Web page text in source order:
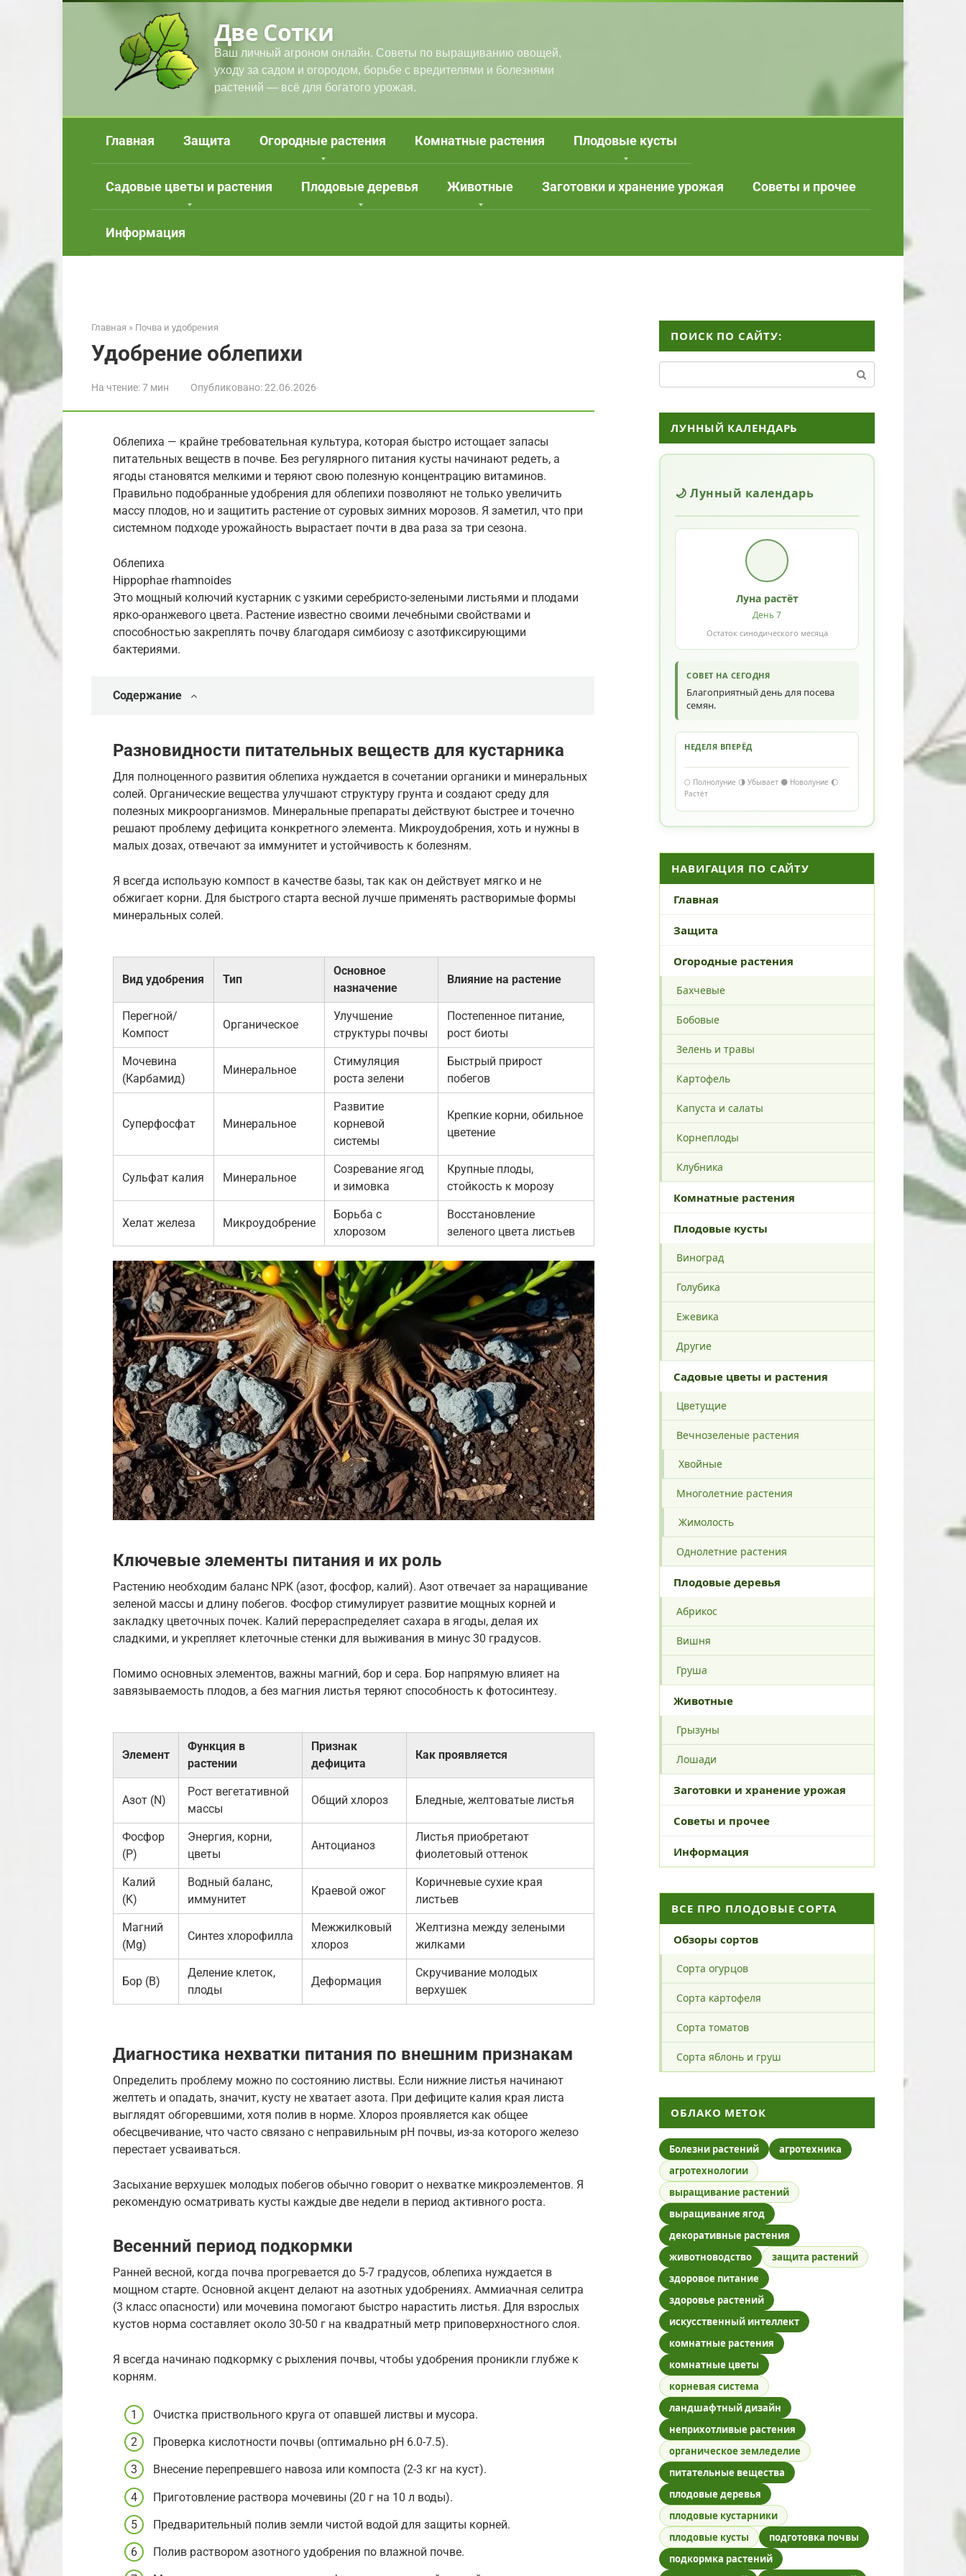
Две Сотки
Ваш личный агроном онлайн. Советы по выращиванию овощей,
уходу за садом и огородом, борьбе с вредителями и болезнями
растений — всё для богатого урожая.
Главная Защита Огородные растения Комнатные растения Плодовые кусты
Садовые цветы и растения Плодовые деревья Животные Заготовки и хранение урожая Советы и прочее
Информация
Главная » Почва и удобрения
Удобрение облепихи
На чтение:7 мин Опубликовано:22.06.2026
Облепиха — крайне требовательная культура, которая быстро истощает запасы
питательных веществ в почве. Без регулярного питания кусты начинают редеть, а
ягоды становятся мелкими и теряют свою полезную концентрацию витаминов.
Правильно подобранные удобрения для облепихи позволяют не только увеличить
массу плодов, но и защитить растение от суровых зимних морозов. Я заметил, что при
системном подходе урожайность вырастает почти в два раза за три сезона.
Облепиха
Hippophae rhamnoides
Это мощный колючий кустарник с узкими серебристо-зелеными листьями и плодами
ярко-оранжевого цвета. Растение известно своими лечебными свойствами и
способностью закреплять почву благодаря симбиозу с азотфиксирующими
бактериями.
Содержание
Разновидности питательных веществ для кустарника
Для полноценного развития облепиха нуждается в сочетании органики и минеральных
солей. Органические вещества улучшают структуру грунта и создают среду для
полезных микроорганизмов. Минеральные препараты действуют быстрее и точечно
решают проблему дефицита конкретного элемента. Микроудобрения, хоть и нужны в
малых дозах, отвечают за иммунитет и устойчивость к болезням.
Я всегда использую компост в качестве базы, так как он действует мягко и не
обжигает корни. Для быстрого старта весной лучше применять растворимые формы
минеральных солей.
Вид удобрения Тип
Основное
назначение
Влияние на растение
Перегной/
Компост
Органическое
Улучшение
структуры почвы
Постепенное питание,
рост биоты
Мочевина
(Карбамид)
Минеральное
Стимуляция
роста зелени
Быстрый прирост
побегов
Суперфосфат Минеральное
Развитие
корневой
системы
Крепкие корни, обильное
цветение
Сульфат калия Минеральное
Созревание ягод
и зимовка
Крупные плоды,
стойкость к морозу
Хелат железа Микроудобрение
Борьба с
хлорозом
Восстановление
зеленого цвета листьев
Ключевые элементы питания и их роль
Растению необходим баланс NPK (азот, фосфор, калий). Азот отвечает за наращивание
зеленой массы и длину побегов. Фосфор стимулирует развитие мощных корней и
закладку цветочных почек. Калий перераспределяет сахара в ягоды, делая их
сладкими, и укрепляет клеточные стенки для выживания в минус 30 градусов.
Помимо основных элементов, важны магний, бор и сера. Бор напрямую влияет на
завязываемость плодов, а без магния листья теряют способность к фотосинтезу.
Элемент
Функция в
растении
Признак
дефицита
Как проявляется
Азот (N)
Рост вегетативной
массы
Общий хлороз Бледные, желтоватые листья
Фосфор
(P)
Энергия, корни,
цветы
Антоцианоз
Листья приобретают
фиолетовый оттенок
Калий
(K)
Водный баланс,
иммунитет
Краевой ожог
Коричневые сухие края
листьев
Магний
(Mg)
Синтез хлорофилла
Межжилковый
хлороз
Желтизна между зелеными
жилками
Бор (B)
Деление клеток,
плоды
Деформация
Скручивание молодых
верхушек
Диагностика нехватки питания по внешним признакам
Определить проблему можно по состоянию листвы. Если нижние листья начинают
желтеть и опадать, значит, кусту не хватает азота. При дефиците калия края листа
выглядят обгоревшими, хотя полив в норме. Хлороз проявляется как общее
обесцвечивание, что часто связано с неправильным pH почвы, из-за которого железо
перестает усваиваться.
Засыхание верхушек молодых побегов обычно говорит о нехватке микроэлементов. Я
рекомендую осматривать кусты каждые две недели в период активного роста.
Весенний период подкормки
Ранней весной, когда почва прогревается до 5-7 градусов, облепиха нуждается в
мощном старте. Основной акцент делают на азотных удобрениях. Аммиачная селитра
(3 класс опасности) или мочевина помогают быстро нарастить листья. Для взрослых
кустов норма составляет около 30-50 г на квадратный метр приповерхностного слоя.
Я всегда начинаю подкормку с рыхления почвы, чтобы удобрения проникли глубже к
корням.
Очистка приствольного круга от опавшей листвы и мусора.
Проверка кислотности почвы (оптимально pH 6.0-7.5).
Внесение перепревшего навоза или компоста (2-3 кг на куст).
Приготовление раствора мочевины (20 г на 10 л воды).
Предварительный полив земли чистой водой для защиты корней.
Полив раствором азотного удобрения по влажной почве.
ПОИСК ПО САЙТУ:
ЛУННЫЙ КАЛЕНДАРЬ
🌙 Лунный календарь
Луна растёт
День 7
Остаток синодического месяца
СОВЕТ НА СЕГОДНЯ
Благоприятный день для посева
семян.
НЕДЕЛЯ ВПЕРЁД
🌕 Полнолуние 🌗 Убывает 🌑 Новолуние 🌔
Растёт
НАВИГАЦИЯ ПО САЙТУ
Главная
Защита
Огородные растения
Бахчевые
Бобовые
Зелень и травы
Картофель
Капуста и салаты
Корнеплоды
Клубника
Комнатные растения
Плодовые кусты
Виноград
Голубика
Ежевика
Другие
Садовые цветы и растения
Цветущие
Вечнозеленые растения
Хвойные
Многолетние растения
Жимолость
Однолетние растения
Плодовые деревья
Абрикос
Вишня
Груша
Животные
Грызуны
Лошади
Заготовки и хранение урожая
Советы и прочее
Информация
ВСЕ ПРО ПЛОДОВЫЕ СОРТА
Обзоры сортов
Сорта огурцов
Сорта картофеля
Сорта томатов
Сорта яблонь и груш
ОБЛАКО МЕТОК
Болезни растений
агротехника
агротехнологии
выращивание растений
выращивание ягод
декоративные растения
животноводство
защита растений
здоровое питание
здоровье растений
искусственный интеллект
комнатные растения
комнатные цветы
корневая система
ландшафтный дизайн
неприхотливые растения
органическое земледелие
питательные вещества
плодовые деревья
плодовые кустарники
плодовые кусты
подготовка почвы
подкормка растений